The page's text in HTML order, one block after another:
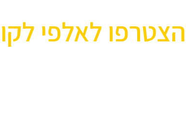
הצטרפו לאלפי